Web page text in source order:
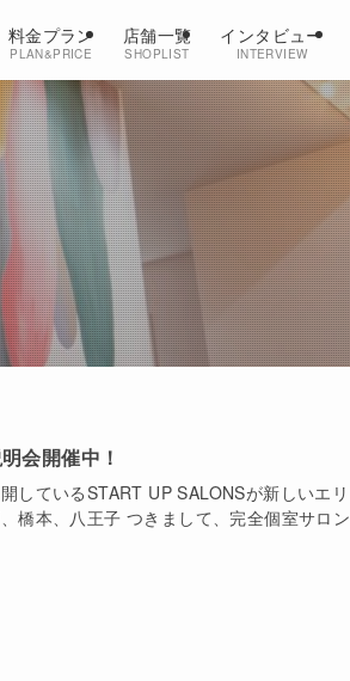
料金プラン
PLAN&PRICE
店舗一覧
SHOPLIST
インタビュー
INTERVIEW
会開催中！
しているSTART UP SALONSが新しいエリ
橋本、八王子 つきまして、完全個室サロン